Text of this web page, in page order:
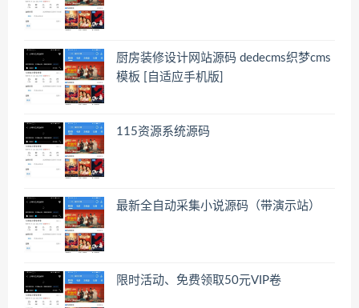
厨房装修设计网站源码 dedecms织梦cms
模板 [自适应手机版]
115资源系统源码
最新全自动采集小说源码（带演示站）
限时活动、免费领取50元VIP卷